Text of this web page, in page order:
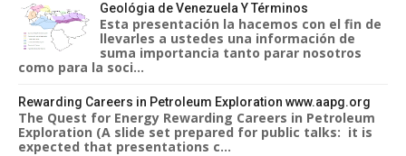
Geológia de Venezuela Y Términos
Esta presentación la hacemos con el fin de
llevarles a ustedes una información de
suma importancia tanto parar nosotros
como para la soci...
Rewarding Careers in Petroleum Exploration www.aapg.org
The Quest for Energy Rewarding Careers in Petroleum
Exploration (A slide set prepared for public talks: it is
expected that presentations c...